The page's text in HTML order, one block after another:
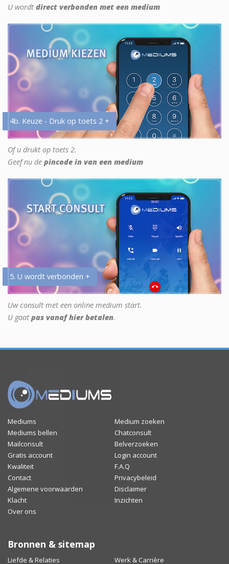
U wordt direct verbonden met een medium
4b. Keuze - Druk op toets 2 +
Of u drukt op toets 2.
Geef nu de pincode in van een medium
5. U wordt verbonden +
Uw consult met een online medium start.
U gaat pas vanaf hier betalen.
Mediums
Medium zoeken
Mediums bellen
Chatconsult
Mailconsult
Belverzoeken
Gratis account
Login account
Kwaliteit
F.A.Q
Contact
Privacybeleid
Algemene voorwaarden
Disclaimer
Klacht
Inzichten
Over ons
Bronnen & sitemap
Liefde & Relaties Werk & Carrière